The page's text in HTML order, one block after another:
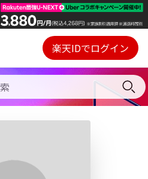
Webプレイヤー
ご契約内容の確認・変更
楽天IDでログイン